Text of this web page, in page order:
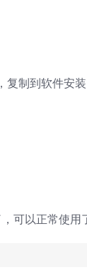
复制到软件安
可以正常使用